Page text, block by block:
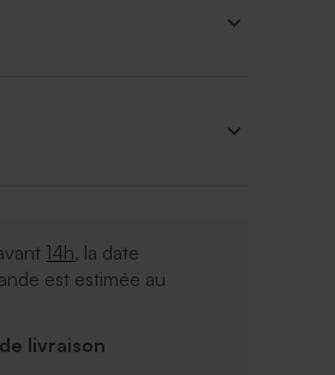
14h, la date
est estimée au
livraison